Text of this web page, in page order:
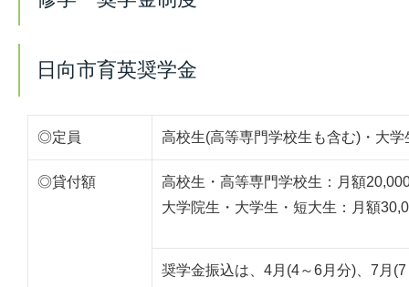
日向市育英奨学金
◎定員 高校生(高等専門学校生も含む)・大
◎貸付額
高校生・高等専門学校生：月額
大学院生・大学生・短大生：月額
奨学金振込は、4月(4～6月分)、7月